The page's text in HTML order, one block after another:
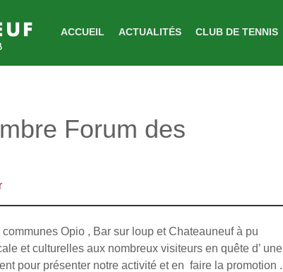
ACCUEIL ACTUALITÉS CLUB DE TENNIS
Forum des
Opio , Bar sur loup et Chateauneuf à pu
et culturelles aux nombreux visiteurs en quête d’ une
pour présenter notre activité et en faire la promotion .